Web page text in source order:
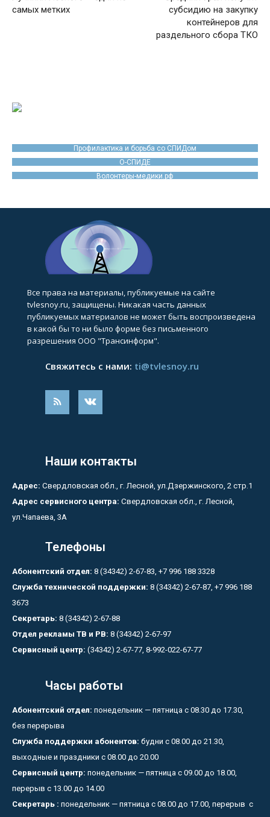
самых метких
субсидию на закупку
контейнеров для
раздельного сбора ТКО
Профилактика и борьба со СПИДом
О-СПИДЕ
Волонтеры-медики.рф
Все права на материалы, публикуемые на сайте
tvlesnoy.ru, защищены. Никакая часть данных
публикуемых материалов не может быть воспроизведена
в какой бы то ни было форме без письменного
разрешения ООО "Трансинформ".
Свяжитесь с нами: ti@tvlesnoy.ru
Наши контакты
Адрес: Свердловская обл., г. Лесной, ул.Дзержинского, 2 стр.1
Адрес сервисного центра: Свердловская обл., г. Лесной,
ул.Чапаева, 3А
Телефоны
Абонентский отдел: 8 (34342) 2-67-83, +7 996 188 3328
Служба технической поддержки: 8 (34342) 2-67-87, +7 996 188
3673
Секретарь: 8 (34342) 2-67-88
Отдел рекламы ТВ и РВ: 8 (34342) 2-67-97
Сервисный центр: (34342) 2-67-77, 8-992-022-67-77
Часы работы
Абонентский отдел: понедельник — пятница с 08.30 до 17.30,
без перерыва
Служба поддержки абонентов: будни с 08.00 до 21.30,
выходные и праздники с 08.00 до 20.00
Сервисный центр: понедельник — пятница с 09.00 до 18.00,
перерыв с 13.00 до 14.00
Секретарь : понедельник — пятница с 08.00 до 17.00, перерыв с